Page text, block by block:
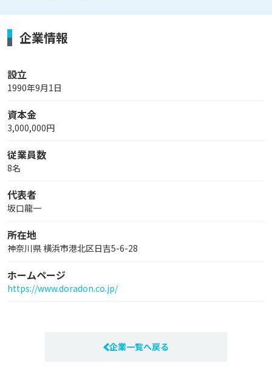
企業情報
設立
1990年9月1日
資本金
3,000,000円
従業員数
8名
代表者
坂口龍一
所在地
神奈川県 横浜市港北区日吉5-6-28
ホームページ
https://www.doradon.co.jp/
企業一覧へ戻る